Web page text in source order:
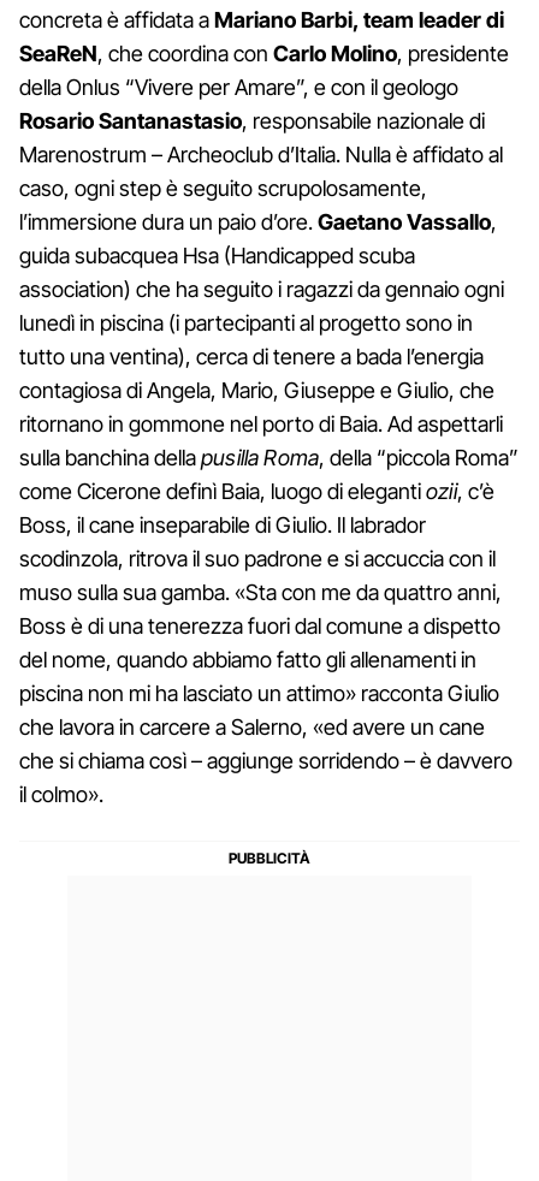
concreta è affidata aMariano Barbi, team leader di
SeaReN, che coordina con Carlo Molino, presidente
della Onlus “Vivere per Amare”, e con il geologo
Rosario Santanastasio, responsabile nazionale di
Marenostrum – Archeoclub d’Italia. Nulla è affidato al
caso, ogni step è seguito scrupolosamente,
l’immersione dura un paio d’ore.Gaetano Vassallo,
guida subacquea Hsa (Handicapped scuba
association) che ha seguito i ragazzi da gennaio ogni
lunedì in piscina (i partecipanti al progetto sono in
tutto una ventina), cerca di tenere a bada l’energia
contagiosa di Angela, Mario, Giuseppe e Giulio, che
ritornano in gommone nel porto di Baia. Ad aspettarli
sulla banchina dellapusilla Roma, della “piccola Roma”
come Cicerone definì Baia, luogo di elegantiozii, c’è
Boss, il cane inseparabile di Giulio. Il labrador
scodinzola, ritrova il suo padrone e si accuccia con il
muso sulla sua gamba. «Sta con me da quattro anni,
Boss è di una tenerezza fuori dal comune a dispetto
del nome, quando abbiamo fatto gli allenamenti in
piscina non mi ha lasciato un attimo» racconta Giulio
che lavora in carcere a Salerno, «ed avere un cane
che si chiama così – aggiunge sorridendo – è davvero
il colmo».